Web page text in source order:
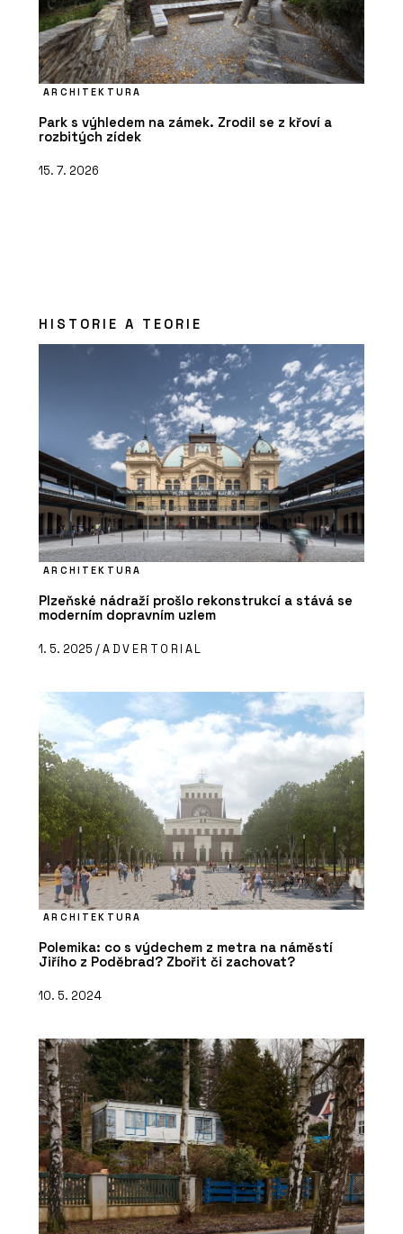
ARCHITEKTURA
Park s výhledem na zámek. Zrodil se z křoví a
rozbitých zídek
15. 7. 2026
HISTORIE A TEORIE
ARCHITEKTURA
Plzeňské nádraží prošlo rekonstrukcí a stává se
moderním dopravním uzlem
1. 5. 2025 /ADVERTORIAL
ARCHITEKTURA
Polemika: co s výdechem z metra na náměstí
Jiřího z Poděbrad? Zbořit či zachovat?
10. 5. 2024